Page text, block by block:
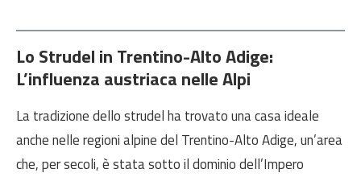
Lo Strudel in Trentino-Alto Adige:
L’influenza austriaca nelle Alpi
La tradizione dello strudel ha trovato una casa ideale
anche nelle regioni alpine del Trentino-Alto Adige, un’area
che, per secoli, è stata sotto il dominio dell’Impero